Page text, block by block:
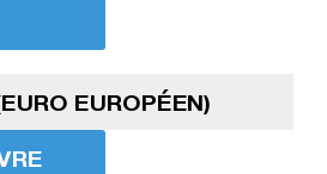
EUROPÉEN)